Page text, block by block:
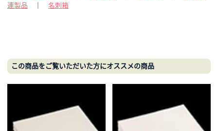
連製品
名刺箱
この商品をご覧いただいた方にオススメの商品